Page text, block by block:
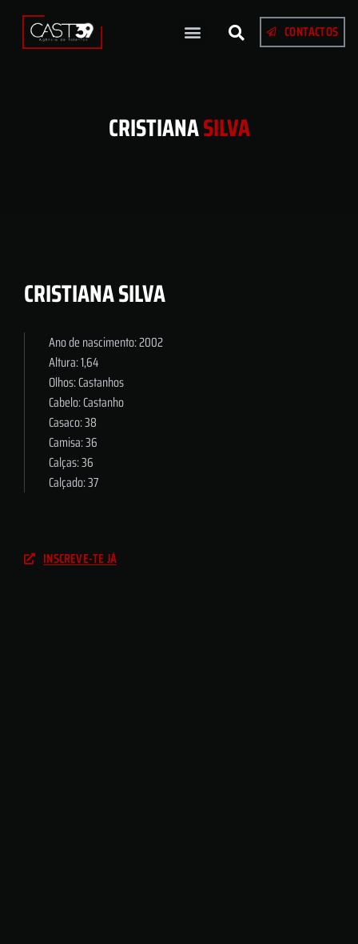
CONTACTOS
CRISTIANASILVA
CRISTIANA SILVA
Ano de nascimento: 2002
Altura: 1,64
Olhos: Castanhos
Cabelo: Castanho
Casaco: 38
Camisa: 36
Calças: 36
Calçado: 37
INSCREVE-TE JÁ